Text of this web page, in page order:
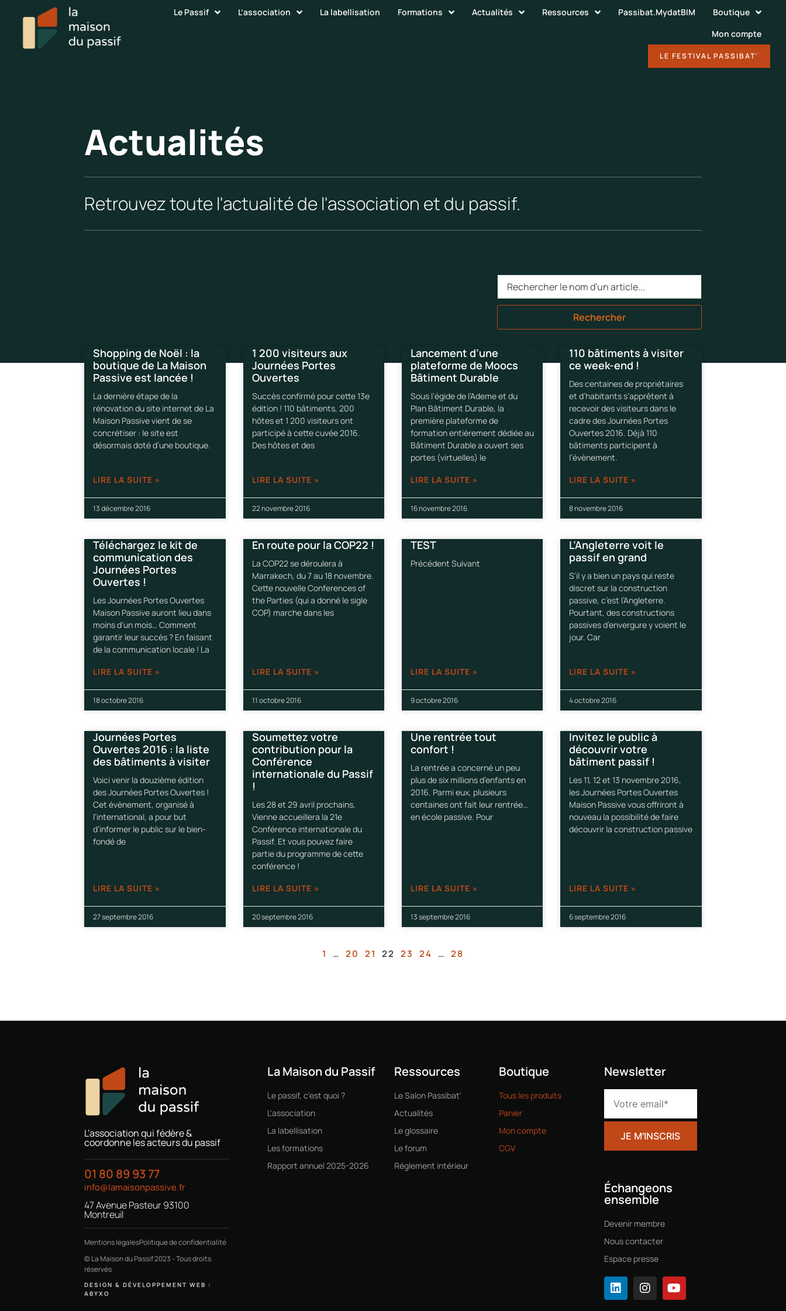
Le Passif L’association La labellisation Formations Actualités Ressources Passibat.MydatBIM
Boutique
Mon compte
LE FESTIVAL PASSIBAT'
Actualités
Retrouvez toute l'actualité de l'association et du passif.
Rechercher
Shopping de Noël : la
boutique de La Maison
Passive est lancée !
La dernière étape de la
rénovation du site internet de La
Maison Passive vient de se
concrétiser : le site est
désormais doté d’une boutique.
LIRE LA SUITE »
13 décembre 2016
1 200 visiteurs aux
Journées Portes
Ouvertes
Succès confirmé pour cette 13e
édition ! 110 bâtiments, 200
hôtes et 1 200 visiteurs ont
participé à cette cuvée 2016.
Des hôtes et des
LIRE LA SUITE »
22 novembre 2016
Lancement d’une
plateforme de Moocs
Bâtiment Durable
Sous l’égide de l’Ademe et du
Plan Bâtiment Durable, la
première plateforme de
formation entièrement dédiée au
Bâtiment Durable a ouvert ses
portes (virtuelles) le
LIRE LA SUITE »
16 novembre 2016
110 bâtiments à visiter
ce week-end !
Des centaines de propriétaires
et d’habitants s’apprêtent à
recevoir des visiteurs dans le
cadre des Journées Portes
Ouvertes 2016. Déjà 110
bâtiments participent à
l’évènement.
LIRE LA SUITE »
8 novembre 2016
Téléchargez le kit de
communication des
Journées Portes
Ouvertes !
Les Journées Portes Ouvertes
Maison Passive auront lieu dans
moins d’un mois… Comment
garantir leur succès ? En faisant
de la communication locale ! La
LIRE LA SUITE »
18 octobre 2016
En route pour la COP22 !
La COP22 se déroulera à
Marrakech, du 7 au 18 novembre.
Cette nouvelle Conferences of
the Parties (qui a donné le sigle
COP) marche dans les
LIRE LA SUITE »
11 octobre 2016
TEST
Précédent Suivant
LIRE LA SUITE »
9 octobre 2016
L’Angleterre voit le
passif en grand
S’il y a bien un pays qui reste
discret sur la construction
passive, c’est l’Angleterre.
Pourtant, des constructions
passives d’envergure y voient le
jour. Car
LIRE LA SUITE »
4 octobre 2016
Journées Portes
Ouvertes 2016 : la liste
des bâtiments à visiter
Voici venir la douzième édition
des Journées Portes Ouvertes !
Cet évènement, organisé à
l’international, a pour but
d’informer le public sur le bien-
fondé de
LIRE LA SUITE »
27 septembre 2016
Soumettez votre
contribution pour la
Conférence
internationale du Passif
!
Les 28 et 29 avril prochains,
Vienne accueillera la 21e
Conférence internationale du
Passif. Et vous pouvez faire
partie du programme de cette
conférence !
LIRE LA SUITE »
20 septembre 2016
Une rentrée tout
confort !
La rentrée a concerné un peu
plus de six millions d’enfants en
2016. Parmi eux, plusieurs
centaines ont fait leur rentrée…
en école passive. Pour
LIRE LA SUITE »
13 septembre 2016
Invitez le public à
découvrir votre
bâtiment passif !
Les 11, 12 et 13 novembre 2016,
les Journées Portes Ouvertes
Maison Passive vous offriront à
nouveau la possibilité de faire
découvrir la construction passive
LIRE LA SUITE »
6 septembre 2016
1 … 20 21 22 23 24 … 28
L'association qui fédère &
coordonne les acteurs du passif
01 80 89 93 77
info@lamaisonpassive.fr
47 Avenue Pasteur 93100
Montreuil
Mentions légalesPolitique de confidentialité
© La Maison du Passif 2023 - Tous droits
réservés
DESIGN & DÉVELOPPEMENT WEB :
ABYXO
La Maison du Passif
Le passif, c'est quoi ?
L'association
La labellisation
Les formations
Rapport annuel 2025-2026
Ressources
Le Salon Passibat'
Actualités
Le glossaire
Le forum
Réglement intérieur
Boutique
Tous les produits
Panier
Mon compte
CGV
Newsletter
Échangeons
ensemble
Devenir membre
Nous contacter
Espace presse